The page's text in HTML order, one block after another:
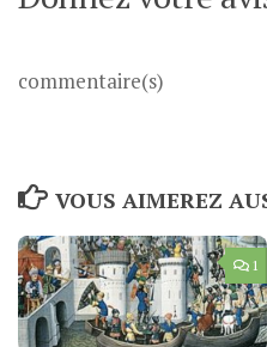
commentaire(s)
VOUS AIMEREZ
1